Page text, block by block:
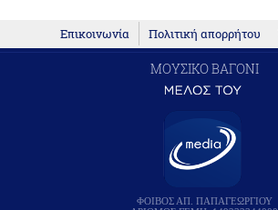
Επικοινωνία Πολιτική απορρήτου
ΜΟΥΣΙΚΟ ΒΑΓΟΝΙ
ΦΟΙΒΟΣ ΑΠ. ΠΑΠΑΓΕΩΡΓΙΟΥ